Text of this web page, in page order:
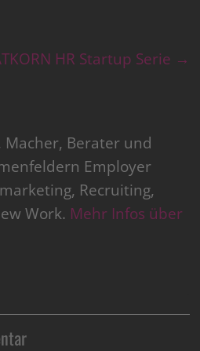
HR Startup Serie →
Macher, Berater und
Employer
Recruiting,
Work. Mehr Infos über